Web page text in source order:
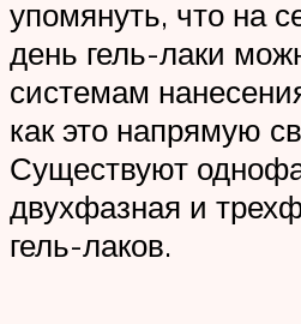
упомянуть, что на
день гель-лаки
системам
как это напрямую
Существуют
двухфазная и
гель-лаков.